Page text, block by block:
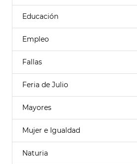
Educación
Empleo
Fallas
Feria de Julio
Mayores
Mujer e Igualdad
Naturia